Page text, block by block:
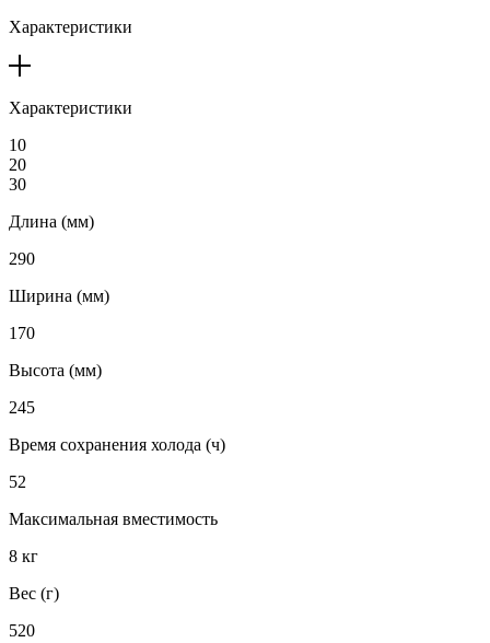
Характеристики
Характеристики
10
20
30
Длина (мм)
290
Ширина (мм)
170
Высота (мм)
245
Время сохранения холода (ч)
52
Максимальная вместимость
8 кг
Вес (г)
520